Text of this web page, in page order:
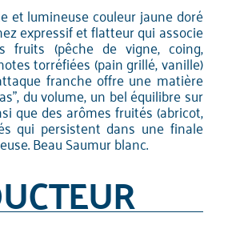
et lumineuse couleur jaune doré
expressif et flatteur qui associe
fruits (pêche de vigne, coing,
torréfiées (pain grillé, vanille)
franche offre une matière
du volume, un bel équilibre sur
que des arômes fruités (abricot,
qui persistent dans une finale
Beau Saumur blanc.